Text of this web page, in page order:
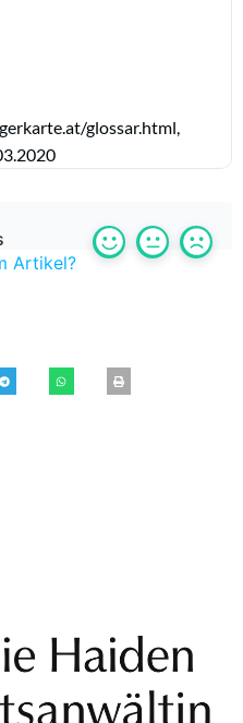
glossar.html,
Artikel?